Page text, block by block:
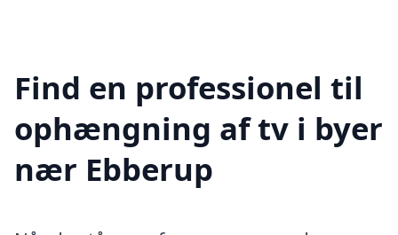
Find en professionel til
ophængning af tv i byer
nær Ebberup